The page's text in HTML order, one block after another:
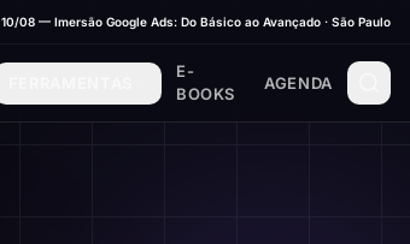
10/08 — Imersão Google Ads: Do Básico ao Avançado · São Paulo
E-
BOOKS
AGENDA